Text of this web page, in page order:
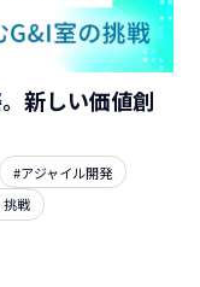
新しい価値創
#アジャイル開発
挑戦